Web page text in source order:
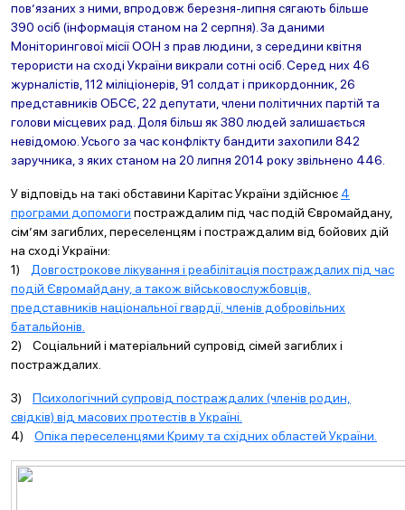
пов’язаних з ними, впродовж березня-липня сягають більше
390 осіб (інформація станом на 2 серпня). За даними
Моніторингової місії ООН з прав людини, з середини квітня
терористи на сході України викрали сотні осіб. Серед них 46
журналістів, 112 міліціонерів, 91 солдат і прикордонник, 26
представників ОБСЄ, 22 депутати, члени політичних партій та
голови місцевих рад. Доля більш як 380 людей залишається
невідомою. Усього за час конфлікту бандити захопили 842
заручника, з яких станом на 20 липня 2014 року звільнено 446.
У відповідь на такі обставини Карітас України здійснює 4
програми допомоги постраждалим під час подій Євромайдану,
сім’ям загиблих, переселенцям і постраждалим від бойових дій
на сході України:
1)
Довгострокове лікування і реабілітація постраждалих під час
подій Євромайдану, а також військовослужбовців,
представників національної гвардії, членів добровільних
батальйонів.
2) Соціальний і матеріальний супровід сімей загиблих і
постраждалих.
3) Психологічний супровід постраждалих (членів родин,
свідків) від масових протестів в Україні.
4) Опіка переселенцями Криму та східних областей України.